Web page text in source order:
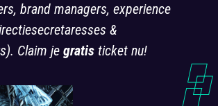
brand managers, experience
&
Claim je gratisticket nu!